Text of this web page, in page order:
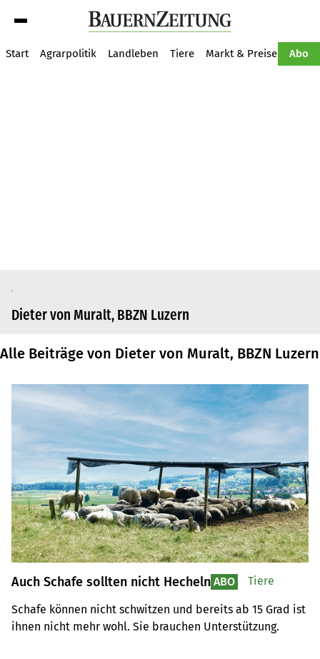
Start Agrarpolitik Landleben Tiere Markt & Preise Abo
Dieter von Muralt, BBZN Luzern
Alle Beiträge von Dieter von Muralt, BBZN Luzern
Auch Schafe sollten nicht Hecheln
Schafe können nicht schwitzen und bereits ab 15 Grad ist
ihnen nicht mehr wohl. Sie brauchen Unterstützung.
ABO Tiere